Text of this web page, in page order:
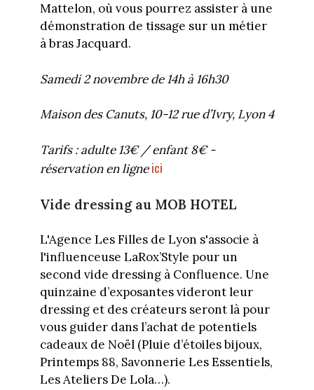
Mattelon, où vous pourrez assister à une
démonstration de tissage sur un métier
à bras Jacquard.
Samedi 2 novembre de 14h à 16h30
Maison des Canuts, 10-12 rue d’Ivry, Lyon 4
Tarifs : adulte 13€ / enfant 8€ -
réservation en ligne ici
Vide dressing au MOB HOTEL
L'Agence Les Filles de Lyon s'associe à
l'influenceuse LaRox’Style pour un
second vide dressing à Confluence. Une
quinzaine d’exposantes videront leur
dressing et des créateurs seront là pour
vous guider dans l’achat de potentiels
cadeaux de Noël (Pluie d’étoiles bijoux,
Printemps 88, Savonnerie Les Essentiels,
Les Ateliers De Lola…).